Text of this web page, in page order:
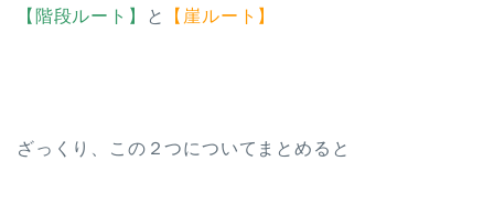
【階段ルート】
と 【崖ルート】
ざっくり、この２つについてまとめると